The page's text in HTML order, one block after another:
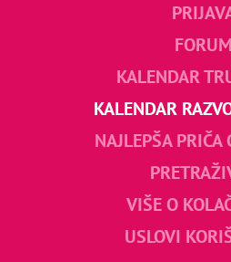
FORUM
KALENDAR
KALENDAR
NAJLEPŠA PRIČA
VIŠE O
USLOVI